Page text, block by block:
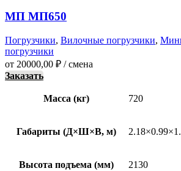
МП МП650
Погрузчики, Вилочные погрузчики,
погрузчики
от 20000,00 ₽ / смена
Заказать
Масса (кг) 720
Габариты (Д×Ш×В, м)
Высота подъема (мм) 2130